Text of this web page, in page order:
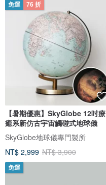
免運 76 折
【暑期優惠】SkyGlobe 12吋療
癒系新仿古宇宙觸碰式地球儀
SkyGlobe地球儀專門製所
NT$ 2,999 NT$ 3,900
免運